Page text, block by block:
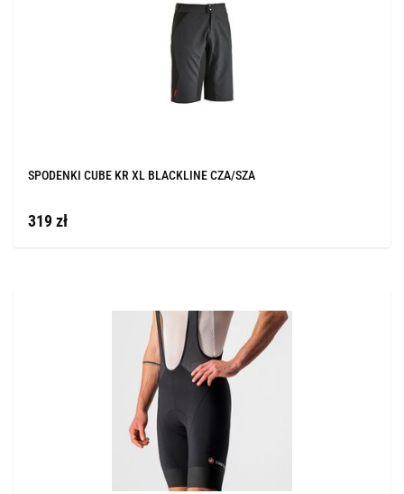
SPODENKI CUBE KR XL BLACKLINE CZA/SZA
319 zł